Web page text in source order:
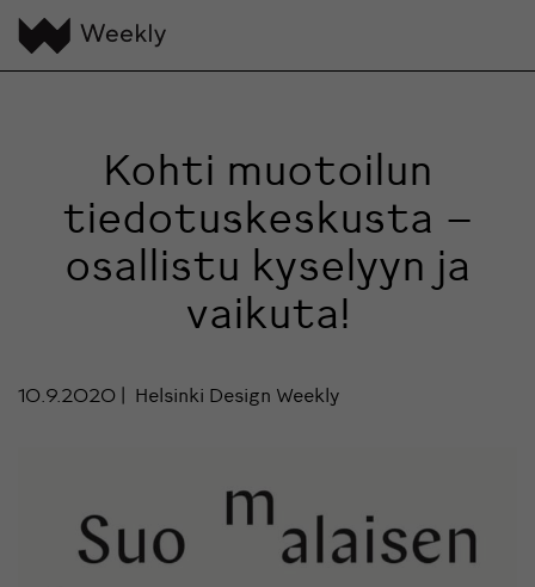
Kohti muotoilun
tiedotuskeskusta –
osallistu kyselyyn ja
vaikuta!
10.9.2020 Helsinki Design Weekly